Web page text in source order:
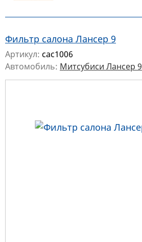
Фильтр салона Лансер 9
Артикул: cac1006
Автомобиль: Митсубиси Лансер 9